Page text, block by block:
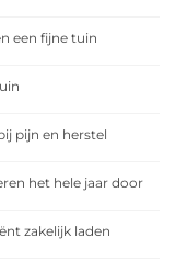
een fijne tuin
pijn en herstel
het hele jaar door
zakelijk laden